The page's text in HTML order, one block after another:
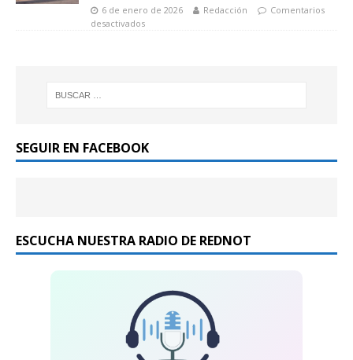
6 de enero de 2026 Redacción
Comentarios
desactivados
SEGUIR EN FACEBOOK
ESCUCHA NUESTRA RADIO DE REDNOT